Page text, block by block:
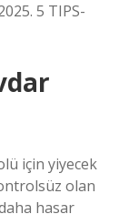
5 TIPS-
için yiyecek
olan
hasar